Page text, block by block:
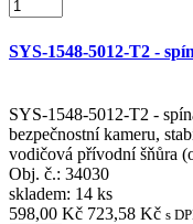
SYS-1548-5012-T2 -
SYS-1548-5012-T2 -
bezpečnostní kameru,
vodičová přívodní šňůra
Obj. č.: 34030
skladem: 14 ks
598,00 Kč 723,58 Kč s